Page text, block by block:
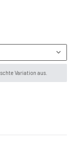
Variation aus.